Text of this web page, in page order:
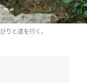
りと道を行く。